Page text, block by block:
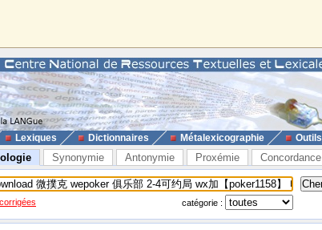
Lexiques Dictionnaires Métalexicographie Outils
Synonymie Antonymie Proxémie Concordance
catégorie :